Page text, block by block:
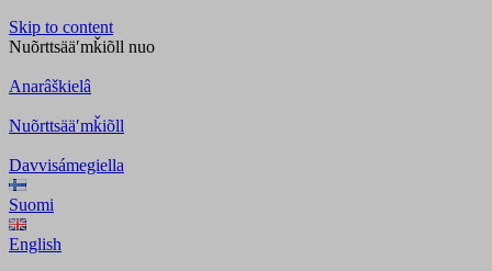
Skip to content
Nuõrttsääʹmǩiõll nuo
Anarâškielâ
Nuõrttsääʹmǩiõll
Davvisámegiella
Suomi
English